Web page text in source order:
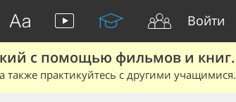
Войти
с помощью фильмов и книг.
практикуйтесь с другими учащимися.